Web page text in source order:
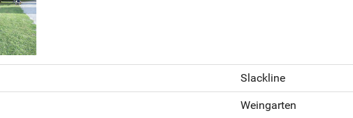
Slackline
Weingarten